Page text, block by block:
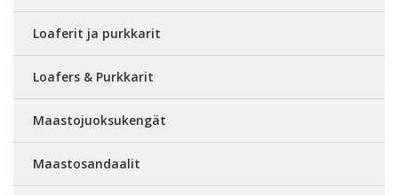
Loaferit ja purkkarit
Loafers & Purkkarit
Maastojuoksukengät
Maastosandaalit